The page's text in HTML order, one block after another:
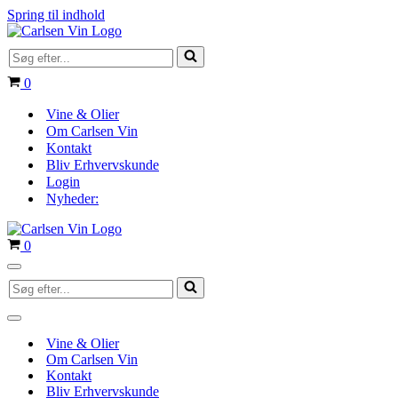
Spring til indhold
Søg
efter...
Indkøbskurv
0
Vine & Olier
Om Carlsen Vin
Kontakt
Bliv Erhvervskunde
Login
Nyheder:
Indkøbskurv
0
Navigation
menu
Søg
efter...
Navigation
Vine & Olier
Om Carlsen Vin
Kontakt
Bliv Erhvervskunde